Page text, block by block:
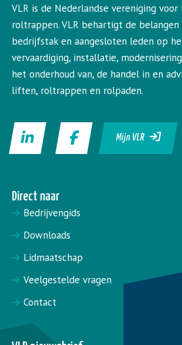
VLR is de Nederlandse vereniging
roltrappen. VLR behartigt de belangen
bedrijfstak en aangesloten leden op
vervaardiging, installatie,
het onderhoud van, de handel in en
liften, roltrappen en rolpaden.
Mijn VLR
Direct naar
Bedrijvengids
Downloads
Lidmaatschap
Veelgestelde vragen
Contact